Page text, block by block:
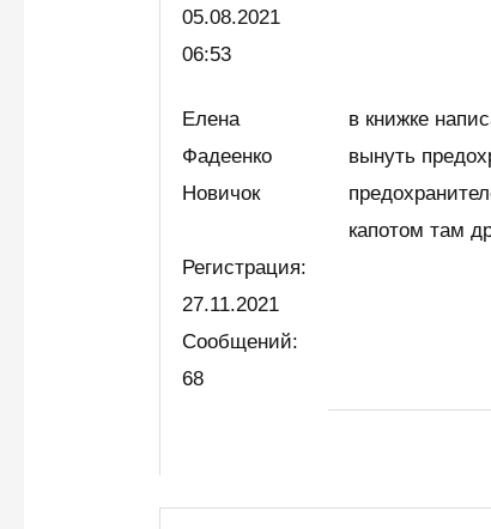
05.08.2021
06:53
Елена
Фадеенко
Новичок
Регистрация:
27.11.2021
Сообщений:
68
в книжке
вынуть
капотом там